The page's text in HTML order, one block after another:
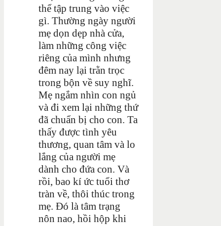
thể tập trung vào việc
gì. Thường ngày người
mẹ dọn dẹp nhà cửa,
làm những công việc
riêng của mình nhưng
đêm nay lại trằn trọc
trong bộn về suy nghĩ.
Mẹ ngắm nhìn con ngủ
và đi xem lại những thứ
đã chuẩn bị cho con. Ta
thấy được tình yêu
thương, quan tâm và lo
lắng của người mẹ
dành cho đứa con. Và
rồi, bao kí ức tuổi thơ
tràn về, thôi thúc trong
mẹ. Đó là tâm trạng
nôn nao, hồi hộp khi